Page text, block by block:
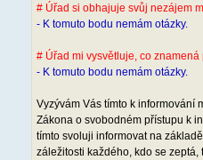
# Úřad si obhajuje svůj nezájem
- K tomuto bodu nemám otázky.
# Úřad mi vysvětluje, co znamená
- K tomuto bodu nemám otázky.
Vyzývám Vás tímto k informování
Zákona o svobodném přístupu k
tímto svoluji informovat na
záležitosti každého, kdo se zeptá,